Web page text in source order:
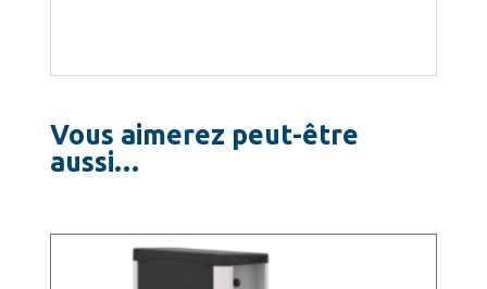
Vous aimerez peut-être
aussi…